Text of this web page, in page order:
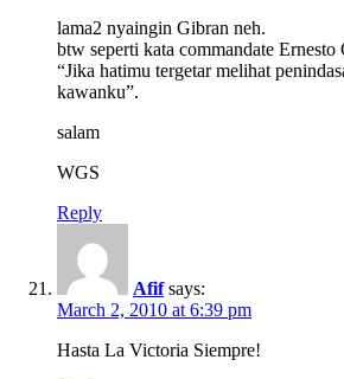
lama2 nyaingin Gibran neh.
btw seperti kata commandate Ernesto
“Jika hatimu tergetar melihat
kawanku”.
salam
WGS
Reply
Afif says:
March 2, 2010 at 6:39 pm
Hasta La Victoria Siempre!